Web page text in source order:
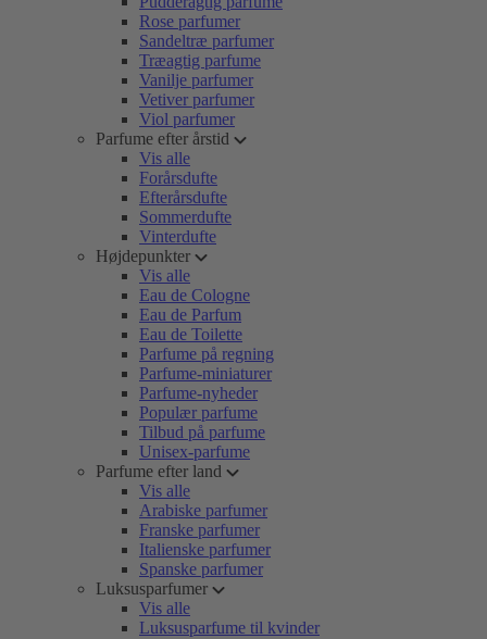
Rose parfumer
Sandeltræ parfumer
Træagtig parfume
Vanilje parfumer
Vetiver parfumer
Viol parfumer
Parfume efter årstid
Vis alle
Forårsdufte
Efterårsdufte
Sommerdufte
Vinterdufte
Højdepunkter
Vis alle
Eau de Cologne
Eau de Parfum
Eau de Toilette
Parfume på regning
Parfume-miniaturer
Parfume-nyheder
Populær parfume
Tilbud på parfume
Unisex-parfume
Parfume efter land
Vis alle
Arabiske parfumer
Franske parfumer
Italienske parfumer
Spanske parfumer
Luksusparfumer
Vis alle
Luksusparfume til kvinder